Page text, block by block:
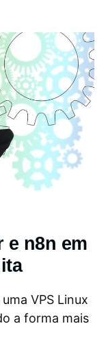
e n8n em
VPS Linux
a forma mais